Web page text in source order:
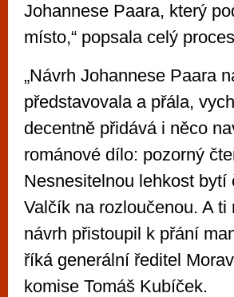
Johannese Paara, který
místo,“ popsala celý
„Návrh Johannese Paara
představovala a přála,
decentně přidává i něco
románové dílo: pozorný
Nesnesitelnou lehkost
Valčík na rozloučenou. A
návrh přistoupil k přání
říká generální ředitel
komise Tomáš Kubíček.